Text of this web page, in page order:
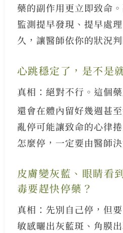
藥的副作用更立即致命
監測提早發現、提早處
久，讓醫師依你的狀況判
心跳穩定了，是不是
真相：絕對不行。這個
還會在體內留好幾週甚
亂停可能讓致命的心律
怎麼停，一定要由醫師決
皮膚變灰藍、眼睛看
毒要趕快停藥？
真相：先別自己停，但
敏感曬出灰藍斑、角膜